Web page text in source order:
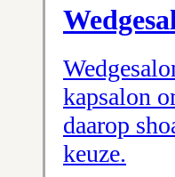
kapsalon
daarop
keuze.